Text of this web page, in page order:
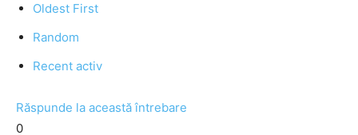
Oldest First
Random
Recent activ
Răspunde la această întrebare
0